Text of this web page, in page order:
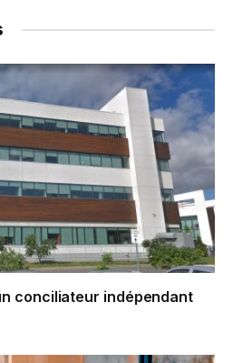
conciliateur indépendant